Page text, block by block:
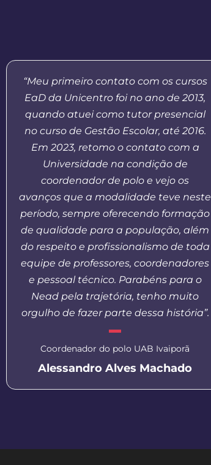
“Meu primeiro contato com os cursos
EaD da Unicentro foi no ano de 2013,
quando atuei como tutor presencial
no curso de Gestão Escolar, até 2016.
Em 2023, retomo o contato com a
Universidade na condição de
coordenador de polo e vejo os
avanços que a modalidade teve neste
período, sempre oferecendo formação
de qualidade para a população, além
do respeito e profissionalismo de toda
equipe de professores, coordenadores
e pessoal técnico. Parabéns para o
Nead pela trajetória, tenho muito
orgulho de fazer parte dessa história”.
Coordenador do polo UAB Ivaiporã
Alessandro Alves Machado